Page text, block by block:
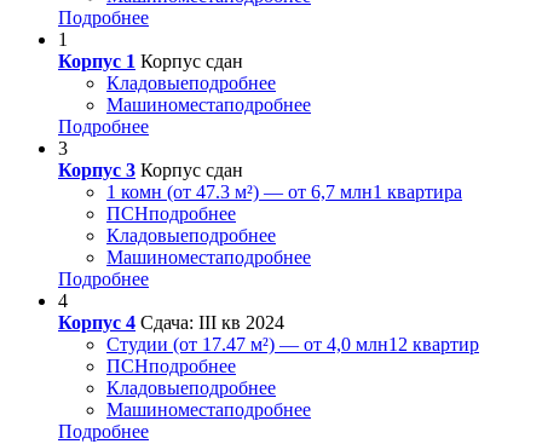
Подробнее
1
Корпус 1 Корпус сдан
Кладовыеподробнее
Машиноместаподробнее
Подробнее
3
Корпус 3 Корпус сдан
1 комн (от 47.3 м²) — от 6,7 млн1 квартира
ПСНподробнее
Кладовыеподробнее
Машиноместаподробнее
Подробнее
4
Корпус 4 Сдача: III кв 2024
Студии (от 17.47 м²) — от 4,0 млн12 квартир
ПСНподробнее
Кладовыеподробнее
Машиноместаподробнее
Подробнее